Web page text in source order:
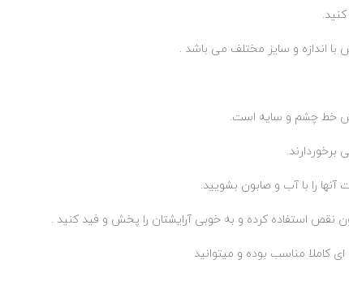
خط چشم و سایه است.
را با آب و صابون بشویید.
نقص استفاده کرده و به خوبی آرایشتان را پخش و فید کنید .